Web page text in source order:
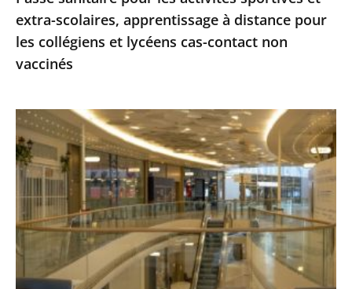
les
collégiens
et
cas-
contact
non
vaccinés
extra-scolaires, apprentissage à distance pour
les collégiens et lycéens cas-contact non
vaccinés
Centres
commerciaux
des
Alpes-
Maritimes
:
le
Conseil